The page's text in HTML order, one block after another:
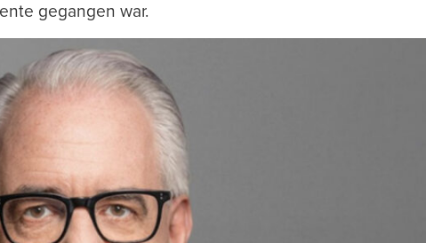
gegangen war.